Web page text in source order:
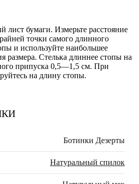
лист бумаги. Измерьте расстояние
точки самого длинного
и используйте наибольшее
размера. Стелька длиннее стопы на
припуска 0,5—1,5 см. При
на длину стопы.
Ботинки Дезерты
Натуральный спилок